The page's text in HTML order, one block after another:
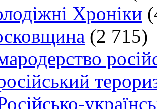
Хроніки
(2 715)